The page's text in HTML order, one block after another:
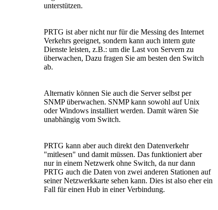
unterstützen.
PRTG ist aber nicht nur für die Messing des Internet
Verkehrs geeignet, sondern kann auch intern gute
Dienste leisten, z.B.: um die Last von Servern zu
überwachen, Dazu fragen Sie am besten den Switch
ab.
Alternativ können Sie auch die Server selbst per
SNMP überwachen. SNMP kann sowohl auf Unix
oder Windows installiert werden. Damit wären Sie
unabhängig vom Switch.
PRTG kann aber auch direkt den Datenverkehr
"mitlesen" und damit müssen. Das funktioniert aber
nur in einem Netzwerk ohne Switch, da nur dann
PRTG auch die Daten von zwei anderen Stationen auf
seiner Netzwerkkarte sehen kann. Dies ist also eher ein
Fall für einen Hub in einer Verbindung.